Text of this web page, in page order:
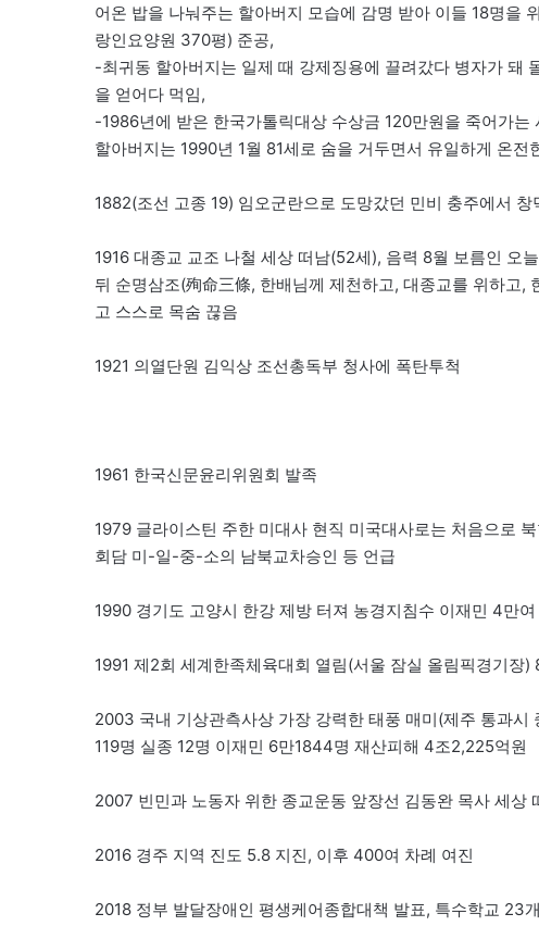
어온 밥을 나눠주는 할아버지 모습에 감명 받아 이들 18명을
랑인요양원 370평) 준공,
-최귀동 할아버지는 일제 때 강제징용에 끌려갔다 병자가 돼
을 얻어다 먹임,
-1986년에 받은 한국가톨릭대상 수상금 120만원을 죽어가는
할아버지는 1990년 1월 81세로 숨을 거두면서 유일하게 온전
1882(조선 고종 19) 임오군란으로 도망갔던 민비 충주에서 창
1916 대종교 교조 나철 세상 떠남(52세), 음력 8월 보름인 오
뒤 순명삼조(殉命三條, 한배님께 제천하고, 대종교를 위하고
고 스스로 목숨 끊음
1921 의열단원 김익상 조선총독부 청사에 폭탄투척
1961 한국신문윤리위원회 발족
1979 글라이스틴 주한 미대사 현직 미국대사로는 처음으로
회담 미-일-중-소의 남북교차승인 등 언급
1990 경기도 고양시 한강 제방 터져 농경지침수 이재민 4만여
1991 제2회 세계한족체육대회 열림(서울 잠실 올림픽경기장
2003 국내 기상관측사상 가장 강력한 태풍 매미(제주 통과
119명 실종 12명 이재민 6만1844명 재산피해 4조2,225억원
2007 빈민과 노동자 위한 종교운동 앞장선 김동완 목사 세상
2016 경주 지역 진도 5.8 지진, 이후 400여 차례 여진
2018 정부 발달장애인 평생케어종합대책 발표, 특수학교 23